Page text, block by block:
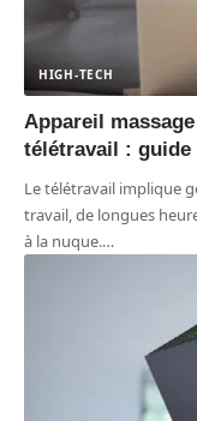
HIGH-TECH
Appareil
télétravail : guide
Le télétravail implique
travail, de longues
à la nuque.…